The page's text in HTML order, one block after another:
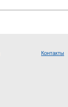
Контакты